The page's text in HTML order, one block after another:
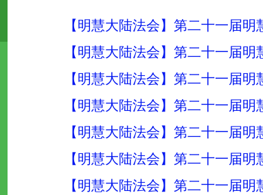
【明慧大陆法会】第二十一届明
【明慧大陆法会】第二十一届明
【明慧大陆法会】第二十一届明
【明慧大陆法会】第二十一届明
【明慧大陆法会】第二十一届明
【明慧大陆法会】第二十一届明
【明慧大陆法会】第二十一届明